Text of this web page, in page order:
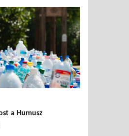
a Humusz